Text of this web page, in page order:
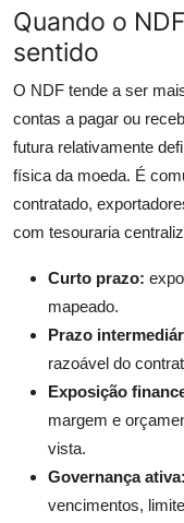
Quando o
sentido
O NDF tende a ser
contas a pagar ou
futura relativamente
física da moeda. É
contratado,
com tesouraria
Curto prazo:
mapeado.
Prazo
razoável do
Exposição
margem e
vista.
Governança ativa:
vencimentos,